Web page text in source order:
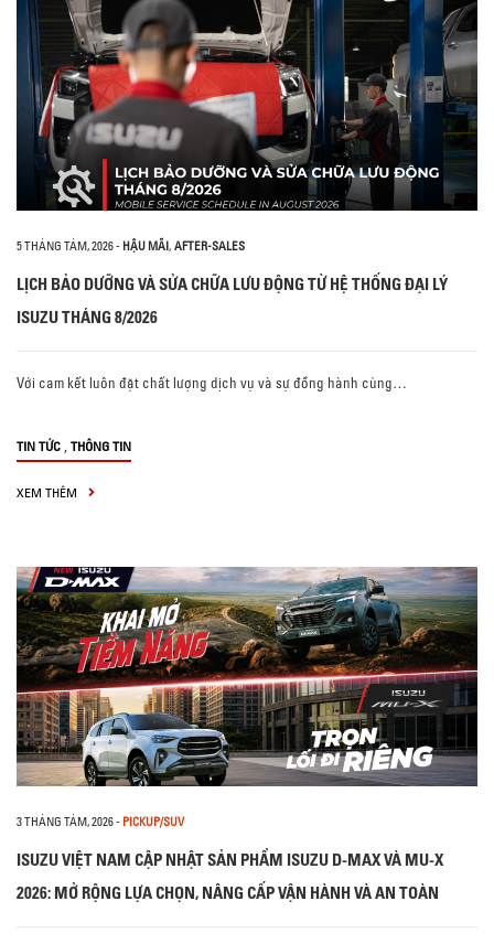
5 THÁNG TÁM, 2026- HẬU MÃI, AFTER-SALES
LỊCH BẢO DƯỠNG VÀ SỬA CHỮA LƯU ĐỘNG TỪ HỆ THỐNG ĐẠI LÝ
ISUZU THÁNG 8/2026
Với cam kết luôn đặt chất lượng dịch vụ và sự đồng hành cùng…
TIN TỨC , THÔNG TIN
XEM THÊM
3 THÁNG TÁM, 2026- PICKUP/SUV
ISUZU VIỆT NAM CẬP NHẬT SẢN PHẨM ISUZU D-MAX VÀ MU-X
2026: MỞ RỘNG LỰA CHỌN, NÂNG CẤP VẬN HÀNH VÀ AN TOÀN